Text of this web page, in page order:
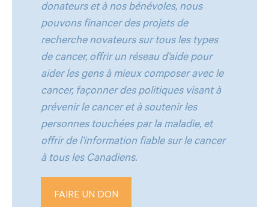
donateurs et à nos bénévoles, nous
pouvons financer des projets de
recherche novateurs sur tous les types
de cancer, offrir un réseau d’aide pour
aider les gens à mieux composer avec le
cancer, façonner des politiques visant à
prévenir le cancer et à soutenir les
personnes touchées par la maladie, et
offrir de l’information fiable sur le cancer
à tous les Canadiens.
FAIRE UN DON